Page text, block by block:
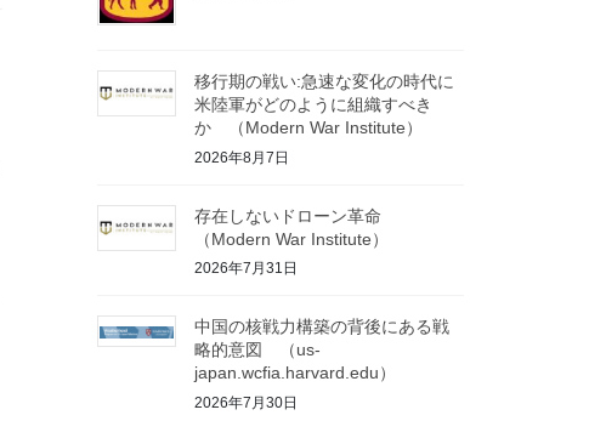
移行期の戦い:急速な変化の時代に
米陸軍がどのように組織すべき
か （Modern War Institute）
2026年8月7日
存在しないドローン革命
（Modern War Institute）
2026年7月31日
中国の核戦力構築の背後にある戦
略的意図 （us-
japan.wcfia.harvard.edu）
2026年7月30日